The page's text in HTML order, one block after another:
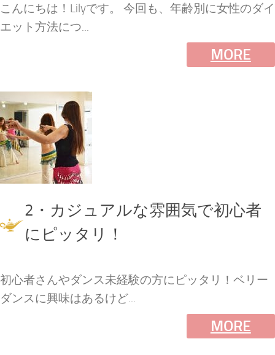
こんにちは！Lilyです。 今回も、年齢別に女性のダイ
エット方法につ...
MORE
2・カジュアルな雰囲気で初心者
にピッタリ！
初心者さんやダンス未経験の方にピッタリ！ベリー
ダンスに興味はあるけど...
MORE